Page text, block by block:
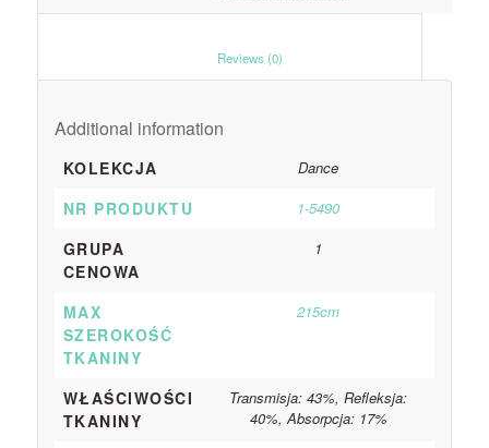
Additional information
KOLEKCJA Dance
NR PRODUKTU 1-5490
GRUPA
CENOWA
1
MAX
SZEROKOŚĆ
TKANINY
215cm
WŁAŚCIWOŚCI
TKANINY
Transmisja: 43%, Refleksja:
40%, Absorpcja: 17%